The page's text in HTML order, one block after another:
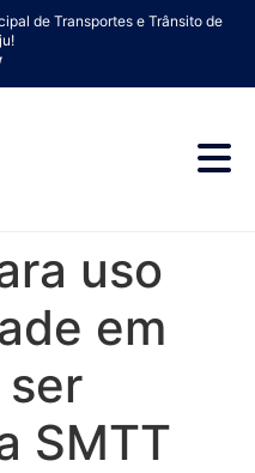
de Transportes e Trânsito de
uso
em
SMTT